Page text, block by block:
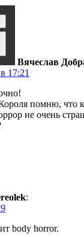
Вячеслав
17:21
помню, что
не очень
:
body horror.